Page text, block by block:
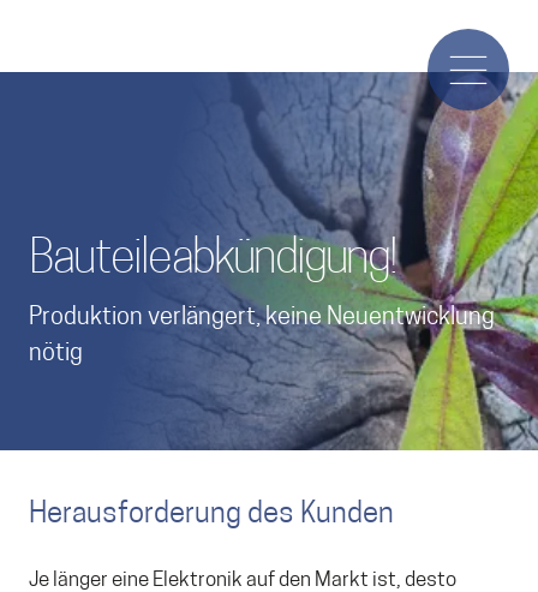
Bauteileabkündigung!
Produktion verlängert, keine Neuentwicklung
nötig
Herausforderung des Kunden
Je länger eine Elektronik auf den Markt ist, desto